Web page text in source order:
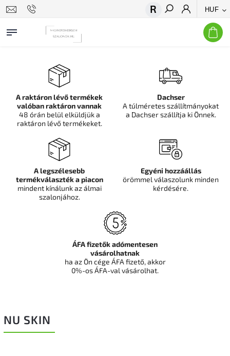
HUF
Keresés
NU SKIN
A raktáron lévő termékek
valóban raktáron vannak
48 órán belül elküldjük a
raktáron lévő termékeket.
Dachser
A túlméretes szállítmányokat
a Dachser szállítja ki Önnek.
A legszélesebb
termékválaszték a piacon
mindent kínálunk az álmai
szalonjához.
Egyéni hozzáállás
örömmel válaszolunk minden
kérdésére.
ÁFA fizetők adómentesen
vásárolhatnak
ha az Ön cége ÁFA fizető, akkor
0%-os ÁFA-val vásárolhat.